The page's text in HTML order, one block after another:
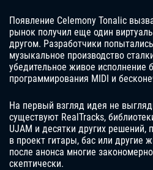
Появление Celemony Tonalic
рынок получил еще один
другом. Разработчики
музыкальное производство
убедительное живое исполнение
программирования MIDI и
На первый взгляд идея не
существуют RealTracks,
UJAM и десятки других
в проект гитары, бас или другие
после анонса многие
скептически.